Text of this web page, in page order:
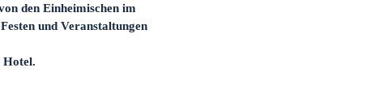
den Einheimischen im
und Veranstaltungen
Hotel.